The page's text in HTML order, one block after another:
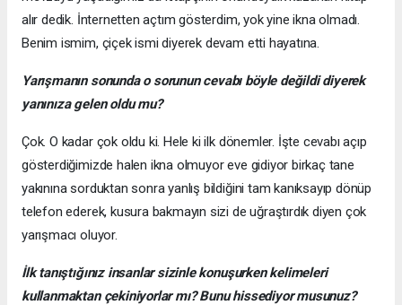
alır dedik. İnternetten açtım gösterdim, yok yine ikna olmadı.
Benim ismim, çiçek ismi diyerek devam etti hayatına.
Yarışmanın sonunda o sorunun cevabı böyle değildi diyerek
yanınıza gelen oldu mu?
Çok. O kadar çok oldu ki. Hele ki ilk dönemler. İşte cevabı açıp
gösterdiğimizde halen ikna olmuyor eve gidiyor birkaç tane
yakınına sorduktan sonra yanlış bildiğini tam kanıksayıp dönüp
telefon ederek, kusura bakmayın sizi de uğraştırdık diyen çok
yarışmacı oluyor.
İlk tanıştığınız insanlar sizinle konuşurken kelimeleri
kullanmaktan çekiniyorlar mı? Bunu hissediyor musunuz?